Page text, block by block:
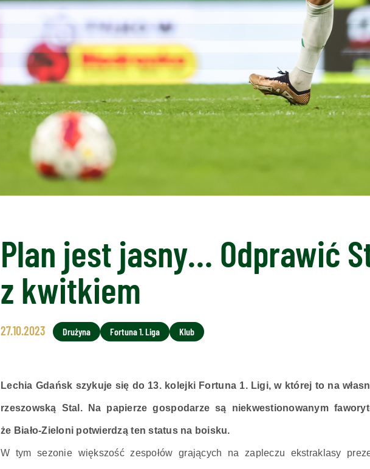
Plan jest jasny… Odprawić
z kwitkiem
27.10.2023 Drużyna Fortuna 1. Liga Klub
Lechia Gdańsk szykuje się do 13. kolejki Fortuna 1. Ligi, w której to na
rzeszowską Stal. Na papierze gospodarze są niekwestionowanym
że Biało-Zieloni potwierdzą ten status na boisku.
W tym sezonie większość zespołów grających na zapleczu ekstraklasy